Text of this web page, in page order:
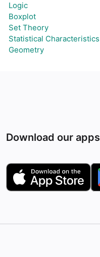
Logic
Boxplot
Set Theory
Statistical Characteristics
Geometry
Download our